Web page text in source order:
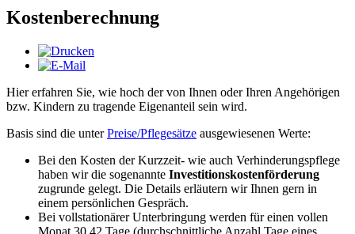
Kostenberechnung
Hier erfahren Sie, wie hoch der von Ihnen oder Ihren Angehörigen
bzw. Kindern zu tragende Eigenanteil sein wird.
Basis sind die unterPreise/Pflegesätze ausgewiesenen Werte:
Bei den Kosten der Kurzzeit- wie auch Verhinderungspflege
haben wir die sogenannte Investitionskostenförderung
zugrunde gelegt. Die Details erläutern wir Ihnen gern in
einem persönlichen Gespräch.
Bei vollstationärer Unterbringung werden für einen vollen
Monat 30,42 Tage (durchschnittliche Anzahl Tage eines